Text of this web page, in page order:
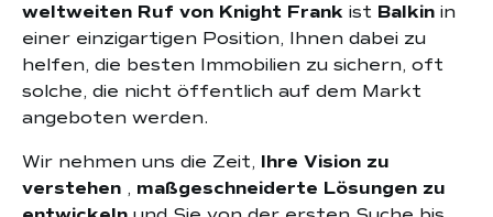
weltweiten Ruf von Knight Frank ist Balkin in
einer einzigartigen Position, Ihnen dabei zu
helfen, die besten Immobilien zu sichern, oft
solche, die nicht öffentlich auf dem Markt
angeboten werden.
Wir nehmen uns die Zeit, Ihre Vision zu
verstehen , maßgeschneiderte Lösungen zu